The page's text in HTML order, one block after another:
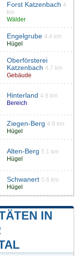
Forst Katzenbach 4
km
Wälder
Engelgrube 4.4 km
Hügel
Oberförsterei
Katzenbach 4.7 km
Gebäude
Hinterland 4.8 km
Bereich
Ziegen-Berg 4.9 km
Hügel
Alten-Berg 5.1 km
Hügel
Schwanert 5.6 km
Hügel
IN